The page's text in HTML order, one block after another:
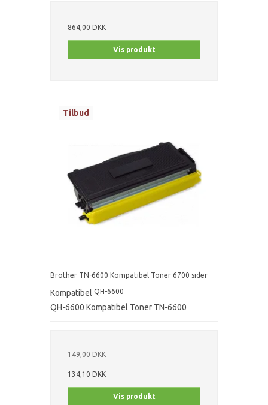
864,00 DKK
Vis produkt
Tilbud
Brother TN-6600 Kompatibel Toner 6700 sider
Kompatibel QH-6600
QH-6600 Kompatibel Toner TN-6600
149,00 DKK
134,10 DKK
Vis produkt